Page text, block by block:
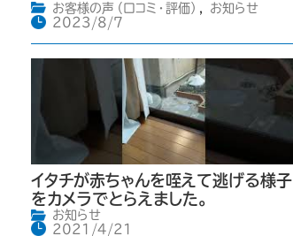
お客様の声（口コミ・評価）
お知らせ
2023/8/7
イタチが赤ちゃんを咥えて逃げる様子
をカメラでとらえました。
お知らせ
2021/4/21